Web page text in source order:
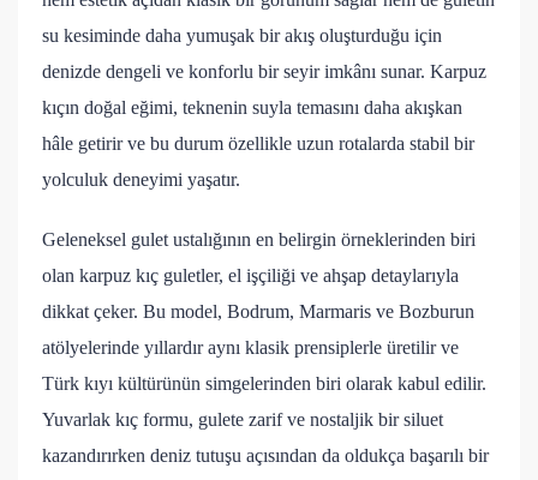
su kesiminde daha yumuşak bir akış oluşturduğu için
denizde dengeli ve konforlu bir seyir imkânı sunar. Karpuz
kıçın doğal eğimi, teknenin suyla temasını daha akışkan
hâle getirir ve bu durum özellikle uzun rotalarda stabil bir
yolculuk deneyimi yaşatır.
Geleneksel gulet ustalığının en belirgin örneklerinden biri
olan karpuz kıç guletler, el işçiliği ve ahşap detaylarıyla
dikkat çeker. Bu model, Bodrum, Marmaris ve Bozburun
atölyelerinde yıllardır aynı klasik prensiplerle üretilir ve
Türk kıyı kültürünün simgelerinden biri olarak kabul edilir.
Yuvarlak kıç formu, gulete zarif ve nostaljik bir siluet
kazandırırken deniz tutuşu açısından da oldukça başarılı bir